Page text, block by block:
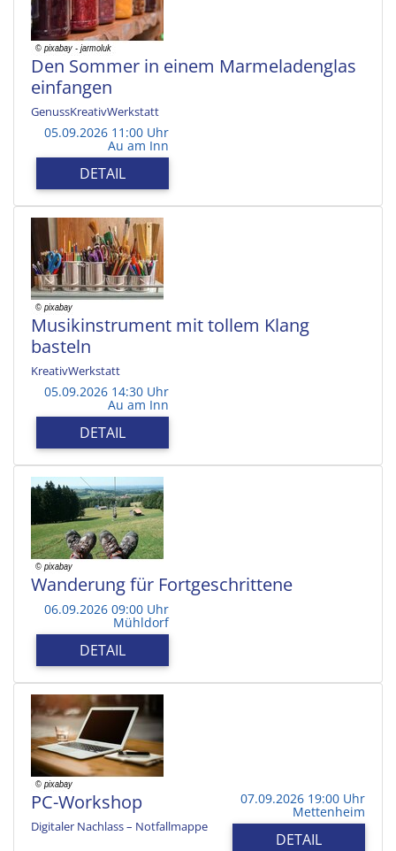
Den Sommer in einem Marmeladenglas
einfangen
GenussKreativWerkstatt
05.09.2026 11:00 Uhr
Au am Inn
DETAIL
Musikinstrument mit tollem Klang
basteln
KreativWerkstatt
05.09.2026 14:30 Uhr
Au am Inn
DETAIL
Wanderung für Fortgeschrittene
06.09.2026 09:00 Uhr
Mühldorf
DETAIL
PC-Workshop
Digitaler Nachlass – Notfallmappe
07.09.2026 19:00 Uhr
Mettenheim
DETAIL